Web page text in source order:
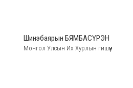
Шинэбаярын БЯМБАСҮРЭН
Монгол Улсын Их Хурлын гишүүн